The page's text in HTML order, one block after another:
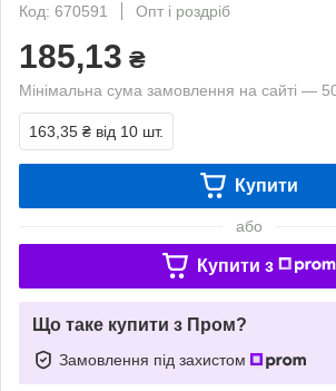
Код: 670591
Опт і роздріб
185,13 ₴
Мінімальна сума замовлення на сайті —
163,35 ₴ від 10 шт.
Купити
або
Купити з
Що таке купити з Пром?
Замовлення під захистом